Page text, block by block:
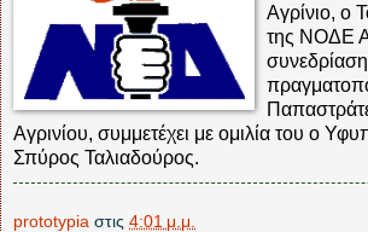
Αγρίνιο, ο
της ΝΟΔΕ
Αγρινίου, συμμετέχει με ομιλία του ο
Σπύρος Ταλιαδούρος.
prototypia στις 4:01 μ.μ.